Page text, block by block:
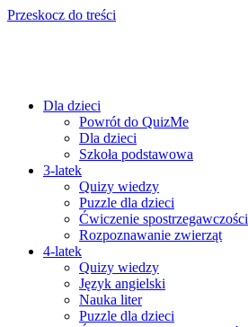
Przeskocz do treści
Dla dzieci
Powrót do QuizMe
Dla dzieci
Szkoła podstawowa
3-latek
Quizy wiedzy
Puzzle dla dzieci
Ćwiczenie spostrzegawczości
Rozpoznawanie zwierząt
4-latek
Quizy wiedzy
Język angielski
Nauka liter
Puzzle dla dzieci